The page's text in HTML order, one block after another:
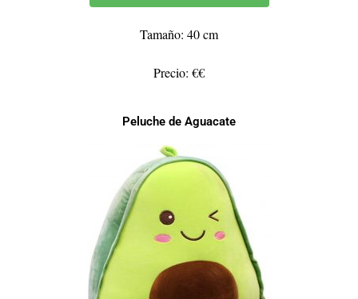
Tamaño: 40 cm
Precio: €€
Peluche de Aguacate